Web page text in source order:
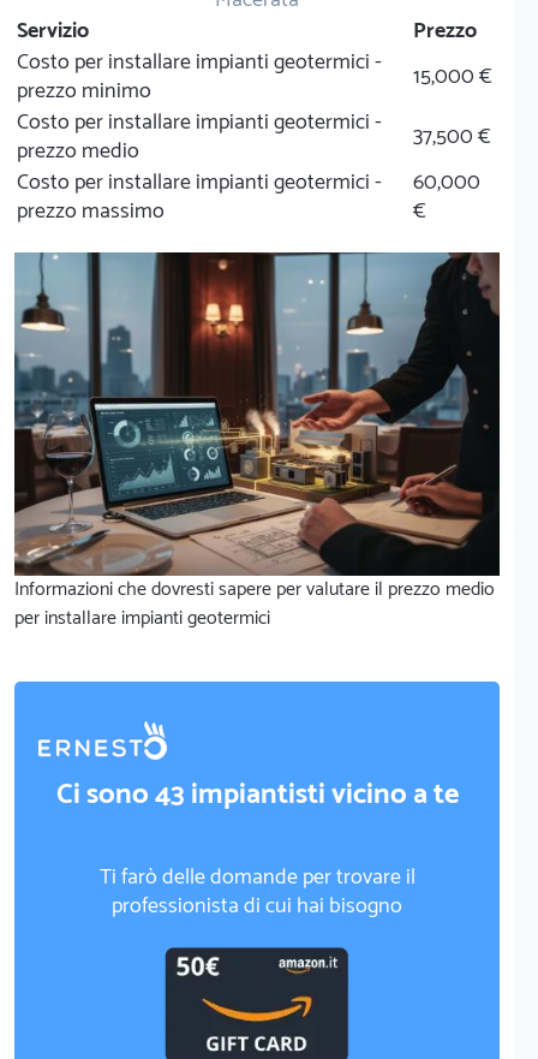
Servizio
Prezzo
Costo per installare impianti geotermici -
prezzo minimo
15,000 €
Costo per installare impianti geotermici -
prezzo medio
37,500 €
Costo per installare impianti geotermici -
prezzo massimo
60,000
€
Informazioni che dovresti sapere per valutare il prezzo medio
per installare impianti geotermici
Ci sono 43 impiantisti vicino a te
Ti farò delle domande per trovare il
professionista di cui hai bisogno